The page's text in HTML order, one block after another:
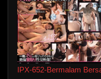
IPX-652-Bermalam